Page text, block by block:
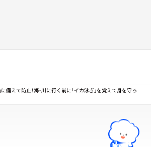
備えて防止！海・川に行く前に「イカ泳ぎ」を覚えて身を守ろ